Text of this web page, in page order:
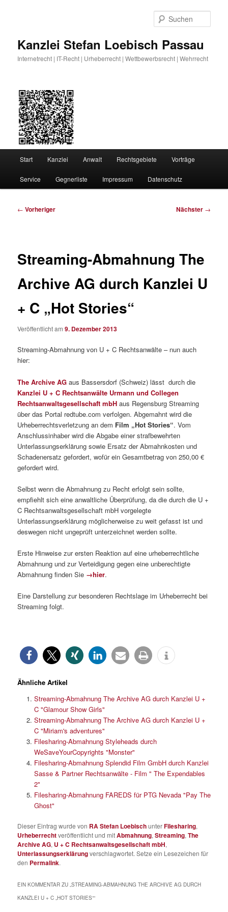
Kanzlei Stefan Loebisch Passau
Internetrecht | IT-Recht | Urheberrecht | Wettbewerbsrecht | Wehrrecht
Start Kanzlei Anwalt Rechtsgebiete Vorträge
Service Gegnerliste Impressum Datenschutz
Beitragsnavigation
← Vorheriger Nächster →
Streaming-Abmahnung The
Archive AG durch Kanzlei U
+ C „Hot Stories“
Veröffentlicht am9. Dezember 2013
Streaming-Abmahnung von U + C Rechtsanwälte – nun auch
hier:
The Archive AG aus Bassersdorf (Schweiz) lässt durch die
Kanzlei U + C Rechtsanwälte Urmann und Collegen
Rechtsanwaltsgesellschaft mbH aus Regensburg Streaming
über das Portal redtube.com verfolgen. Abgemahnt wird die
Urheberrechtsverletzung an dem Film „Hot Stories“. Vom
Anschlussinhaber wird die Abgabe einer strafbewehrten
Unterlassungserklärung sowie Ersatz der Abmahnkosten und
Schadenersatz gefordert, wofür ein Gesamtbetrag von 250,00 €
gefordert wird.
Selbst wenn die Abmahnung zu Recht erfolgt sein sollte,
empfiehlt sich eine anwaltliche Überprüfung, da die durch die U +
C Rechtsanwaltsgesellschaft mbH vorgelegte
Unterlassungserklärung möglicherweise zu weit gefasst ist und
deswegen nicht ungeprüft unterzeichnet werden sollte.
Erste Hinweise zur ersten Reaktion auf eine urheberrechtliche
Abmahnung und zur Verteidigung gegen eine unberechtigte
Abmahnung finden Sie →hier.
Eine Darstellung zur besonderen Rechtslage im Urheberrecht bei
Streaming folgt.
Ähnliche Artikel
Streaming-Abmahnung The Archive AG durch Kanzlei U +
C "Glamour Show Girls"
Streaming-Abmahnung The Archive AG durch Kanzlei U +
C "Miriam's adventures"
Filesharing-Abmahnung Styleheads durch
WeSaveYourCopyrights "Monster"
Filesharing-Abmahnung Splendid Film GmbH durch Kanzlei
Sasse & Partner Rechtsanwälte - Film " The Expendables
2"
Filesharing-Abmahnung FAREDS für PTG Nevada "Pay The
Ghost"
Dieser Eintrag wurde von RA Stefan LoebischunterFilesharing,
Urheberrechtveröffentlicht und mitAbmahnung,Streaming,The
Archive AG, U + C Rechtsanwaltsgesellschaft mbH,
Unterlassungserklärungverschlagwortet. Setze ein Lesezeichen für
den Permalink.
EIN KOMMENTAR ZU „STREAMING-ABMAHNUNG THE ARCHIVE AG DURCH
KANZLEI U + C „HOT STORIES““